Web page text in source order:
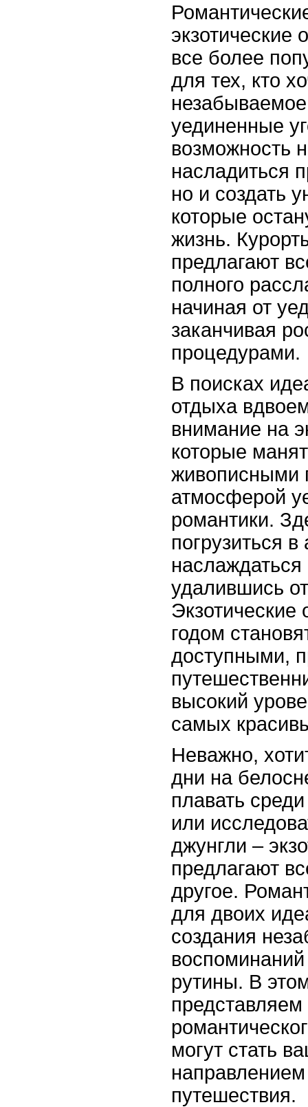
экзотические
все более
для тех, кто
уединенные
возможность
насладиться
но и создать
которые
жизнь.
предлагают
полного
начиная от
заканчивая
процедурами.
В поисках
отдыха
внимание на
которые
живописными
атмосферой
романтики.
погрузиться
удалившись
годом
доступными,
высокий
самых
Неважно,
дни на
плавать
или
джунгли –
предлагают
другое.
для двоих
создания
рутины. В
могут стать
путешествия.